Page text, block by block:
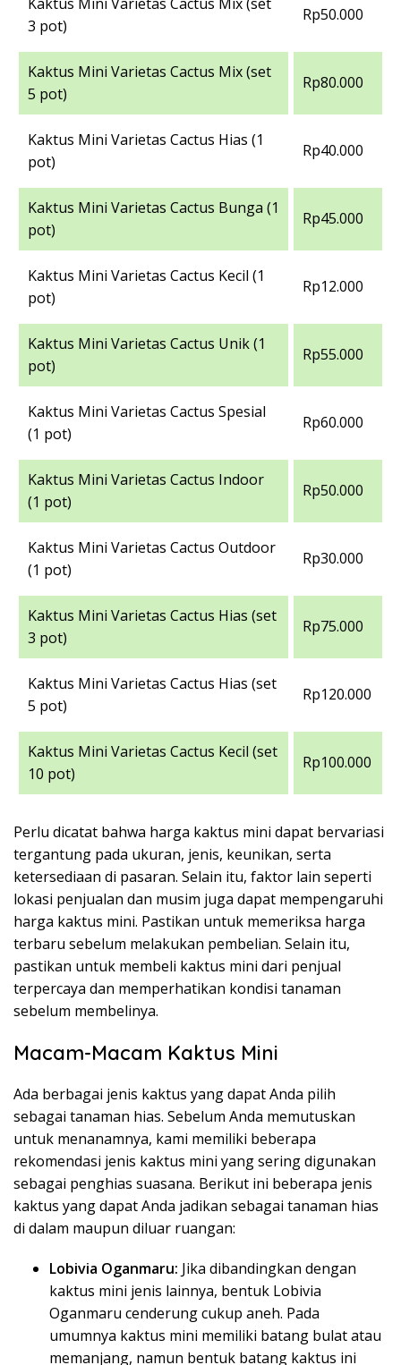
3 pot)
Rp50.000
Kaktus Mini Varietas Cactus Mix (set
5 pot)
Rp80.000
Kaktus Mini Varietas Cactus Hias (1
pot)
Rp40.000
Kaktus Mini Varietas Cactus Bunga (1
pot)
Rp45.000
Kaktus Mini Varietas Cactus Kecil (1
pot)
Rp12.000
Kaktus Mini Varietas Cactus Unik (1
pot)
Rp55.000
Kaktus Mini Varietas Cactus Spesial
(1 pot)
Rp60.000
Kaktus Mini Varietas Cactus Indoor
(1 pot)
Rp50.000
Kaktus Mini Varietas Cactus Outdoor
(1 pot)
Rp30.000
Kaktus Mini Varietas Cactus Hias (set
3 pot)
Rp75.000
Kaktus Mini Varietas Cactus Hias (set
5 pot)
Rp120.000
Kaktus Mini Varietas Cactus Kecil (set
10 pot)
Rp100.000
Perlu dicatat bahwa harga kaktus mini dapat bervariasi
tergantung pada ukuran, jenis, keunikan, serta
ketersediaan di pasaran. Selain itu, faktor lain seperti
lokasi penjualan dan musim juga dapat mempengaruhi
harga kaktus mini. Pastikan untuk memeriksa harga
terbaru sebelum melakukan pembelian. Selain itu,
pastikan untuk membeli kaktus mini dari penjual
terpercaya dan memperhatikan kondisi tanaman
sebelum membelinya.
Macam-Macam Kaktus Mini
Ada berbagai jenis kaktus yang dapat Anda pilih
sebagai tanaman hias. Sebelum Anda memutuskan
untuk menanamnya, kami memiliki beberapa
rekomendasi jenis kaktus mini yang sering digunakan
sebagai penghias suasana. Berikut ini beberapa jenis
kaktus yang dapat Anda jadikan sebagai tanaman hias
di dalam maupun diluar ruangan:
Lobivia Oganmaru: Jika dibandingkan dengan
kaktus mini jenis lainnya, bentuk Lobivia
Oganmaru cenderung cukup aneh. Pada
umumnya kaktus mini memiliki batang bulat atau
memanjang, namun bentuk batang kaktus ini